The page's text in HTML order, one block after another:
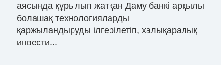
аясында құрылып жатқан Даму банкі арқылы
болашақ технологияларды
қаржыландыруды ілгерілетіп, халықаралық
инвести...